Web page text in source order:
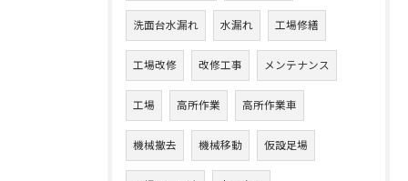
洗面台水漏れ 水漏れ 工場修繕
工場改修 改修工事 メンテナンス
工場 高所作業 高所作業車
機械撤去 機械移動 仮設足場